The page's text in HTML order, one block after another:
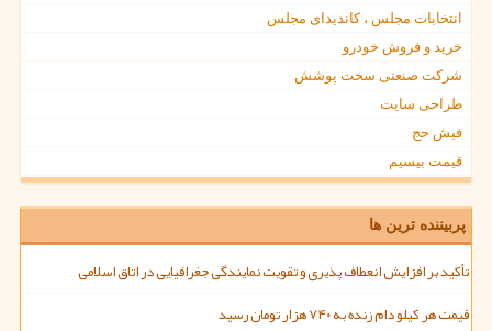
انتخابات مجلس ، کاندیدای مجلس
خرید و فروش خودرو
شرکت صنعتی سخت پوشش
طراحی سایت
فیش حج
قیمت بیسیم
پربیننده ترین ها
تأکید بر افزایش انعطاف پذیری و تقویت نمایندگی جغرافیایی در اتاق اسلامی
قیمت هر کیلو دام زنده به ۷۴۰ هزار تومان رسید